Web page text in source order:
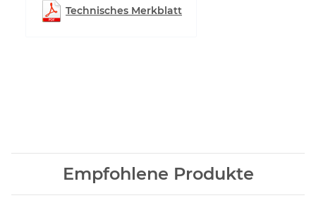
Technisches Merkblatt
Empfohlene Produkte